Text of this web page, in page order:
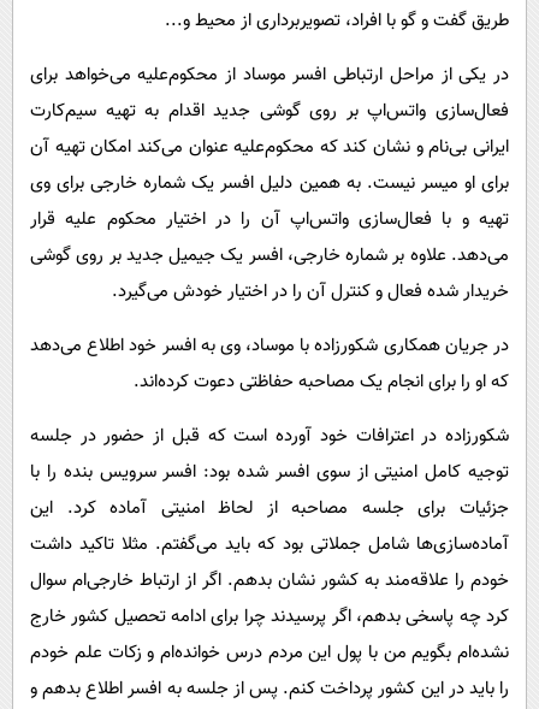
طریق گفت و گو با افراد، تصویربرداری از محیط و...
در یکی از مراحل ارتباطی افسر موساد از محکوم‌علیه می‌خواهد برای
فعال‌سازی واتس‌اپ بر روی گوشی جدید اقدام به تهیه سیم‌کارت
ایرانی بی‌نام و نشان کند که محکوم‌علیه عنوان می‌کند امکان تهیه آن
برای او میسر نیست. به همین دلیل افسر یک شماره خارجی برای وی
تهیه و با فعال‌سازی واتس‌اپ آن را در اختیار محکوم علیه قرار
می‌دهد. علاوه بر شماره خارجی، افسر یک جیمیل جدید بر روی گوشی
خریدار شده فعال و کنترل آن را در اختیار خودش می‌گیرد.
در جریان همکاری شکورزاده با موساد، وی به افسر خود اطلاع می‌دهد
که او را برای انجام یک مصاحبه حفاظتی دعوت کرده‌اند.
شکورزاده در اعترافات خود آورده است که قبل از حضور در جلسه
توجیه کامل امنیتی از سوی افسر شده بود: افسر سرویس بنده را با
جزئیات برای جلسه مصاحبه از لحاظ امنیتی آماده کرد. این
آماده‌سازی‌ها شامل جملاتی بود که باید می‌گفتم. مثلا تاکید داشت
خودم را علاقه‌مند به کشور نشان بدهم. اگر از ارتباط خارجی‌ام سوال
کرد چه پاسخی بدهم، اگر پرسیدند چرا برای ادامه تحصیل کشور خارج
نشده‌ام بگویم من با پول این مردم درس خوانده‌ام و زکات علم خودم
را باید در این کشور پرداخت کنم. پس از جلسه به افسر اطلاع بدهم و